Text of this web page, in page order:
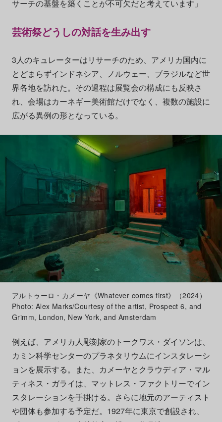
サーチの基盤を築くことが不可欠だと考えています」
芸術祭どうしの対話を生み出す
3人のキュレーターはリサーチのため、アメリカ国内に
とどまらずインドネシア、ノルウェー、ブラジルなど世
界各地を訪れた。その過程は展覧会の構成にも反映さ
れ、会場はカーネギー美術館だけでなく、複数の施設に
広がる異例の形となっている。
アルトゥーロ・カメーヤ《Whatever comes first》（2024）
Photo: Alex Marks/Courtesy of the artist, Prospect 6, and
Grimm, London, New York, and Amsterdam
例えば、アメリカ人彫刻家のトークワス・ダイソンは、
カミン科学センターのプラネタリウムにインスタレーシ
ョンを展示する。また、カメーヤとクラウディア・マル
ティネス・ガライは、マットレス・ファクトリーでイン
スタレーションを手掛ける。さらに地元のアーティスト
や団体も参加する予定だ。1927年に東京で創設され、